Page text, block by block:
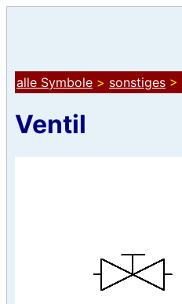
alle Symbole > sonstiges >
Ventil